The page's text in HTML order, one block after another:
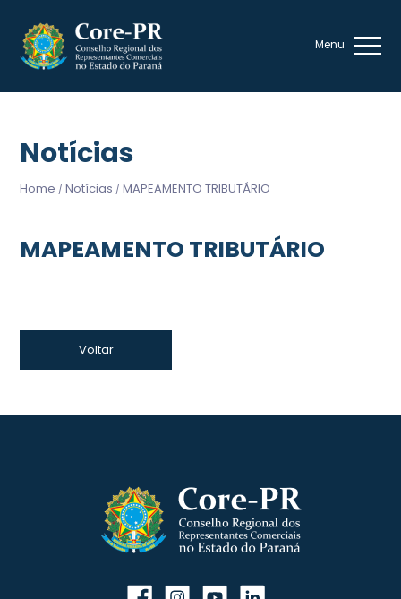
Notícias
Home / Notícias / MAPEAMENTO TRIBUTÁRIO
MAPEAMENTO TRIBUTÁRIO
Voltar